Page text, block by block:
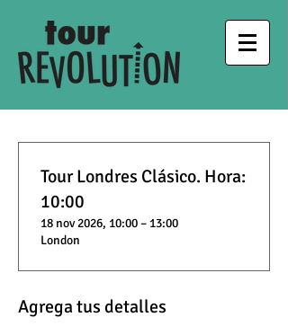
Agrega tus detalles
Tour Londres Clásico. Hora:
10:00
18 nov 2026, 10:00 – 13:00
London